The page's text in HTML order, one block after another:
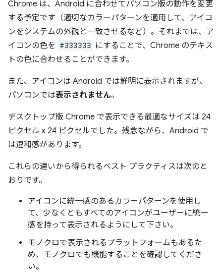
Chrome は、Android に合わせてパソコン版の動作を変更
する予定です（適切なカラーパターンを適用して、アイコ
ンをシステムの外観と一致させるなど）。それまでは、ア
イコンの色を #333333 にすることで、Chrome のテキス
トの色に合わせることができます。
また、アイコンは Android では鮮明に表示されますが、
パソコンでは表示されません。
デスクトップ版 Chrome で表示できる最適なサイズは 24
ピクセル x 24 ピクセルでした。残念ながら、Android で
は違和感があります。
これらの違いから得られるベスト プラクティスは次のと
おりです。
アイコンに統一感のあるカラーパターンを使用し
て、少なくともすべてのアイコンがユーザーに統一
感を持って表示されるようにして下さい。
モノクロで表示されるプラットフォームもあるた
め、モノクロでも機能することを確認してくださ
い。